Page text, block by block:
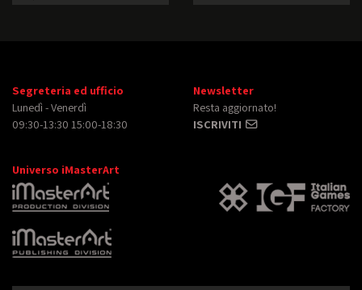
Segreteria ed ufficio
Lunedì - Venerdì
09:30-13:30 15:00-18:30
Newsletter
Resta aggiornato!
ISCRIVITI
Universo iMasterArt